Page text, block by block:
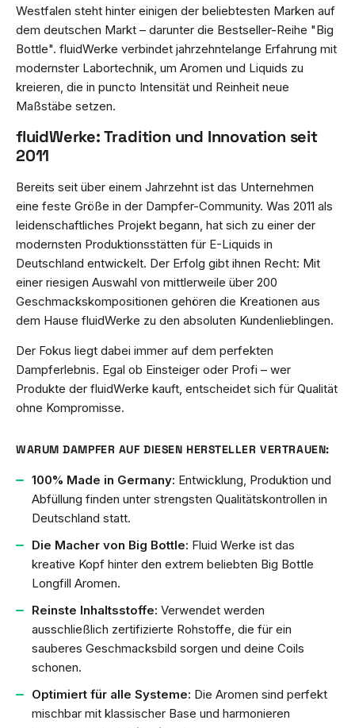
Westfalen steht hinter einigen der beliebtesten Marken auf
dem deutschen Markt – darunter die Bestseller-Reihe "Big
Bottle". fluidWerke verbindet jahrzehntelange Erfahrung mit
modernster Labortechnik, um Aromen und Liquids zu
kreieren, die in puncto Intensität und Reinheit neue
Maßstäbe setzen.
fluidWerke: Tradition und Innovation seit
2011
Bereits seit über einem Jahrzehnt ist das Unternehmen
eine feste Größe in der Dampfer-Community. Was 2011 als
leidenschaftliches Projekt begann, hat sich zu einer der
modernsten Produktionsstätten für E-Liquids in
Deutschland entwickelt. Der Erfolg gibt ihnen Recht: Mit
einer riesigen Auswahl von mittlerweile über 200
Geschmackskompositionen gehören die Kreationen aus
dem Hause fluidWerke zu den absoluten Kundenlieblingen.
Der Fokus liegt dabei immer auf dem perfekten
Dampferlebnis. Egal ob Einsteiger oder Profi – wer
Produkte der fluidWerke kauft, entscheidet sich für Qualität
ohne Kompromisse.
WARUM DAMPFER AUF DIESEN HERSTELLER VERTRAUEN:
100% Made in Germany: Entwicklung, Produktion und
Abfüllung finden unter strengsten Qualitätskontrollen in
Deutschland statt.
Die Macher von Big Bottle: Fluid Werke ist das
kreative Kopf hinter den extrem beliebten Big Bottle
Longfill Aromen.
Reinste Inhaltsstoffe: Verwendet werden
ausschließlich zertifizierte Rohstoffe, die für ein
sauberes Geschmacksbild sorgen und deine Coils
schonen.
Optimiert für alle Systeme: Die Aromen sind perfekt
mischbar mit klassischer Base und harmonieren